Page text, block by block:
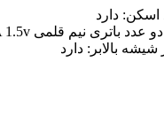
اسکن: دارد
دو عدد باتری نیم قلمی AAA 1.5v
شیشه بالابر: دارد